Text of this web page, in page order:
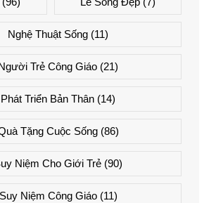
Nghệ Thuật Sống (11)
Trẻ Công Giáo (21)
Phát Triển Bản Thân (14)
Tặng Cuộc Sống(86)
Niệm Cho Giới Trẻ (90)
Suy Niệm Công Giáo(11)